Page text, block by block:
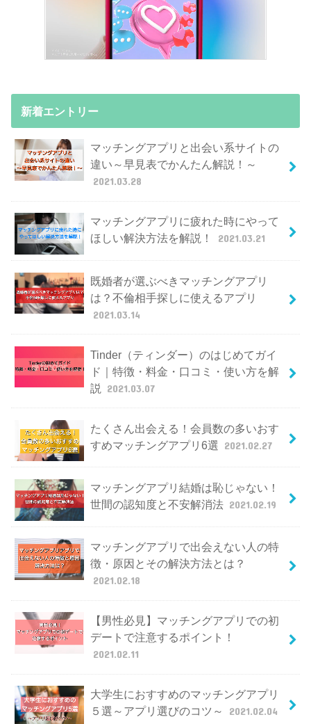
新着エントリー
マッチングアプリと出会い系サイトの
違い～早見表でかんたん解説！～
2021.03.28
マッチングアプリに疲れた時にやって
ほしい解決方法を解説！
2021.03.21
既婚者が選ぶべきマッチングアプリ
は？不倫相手探しに使えるアプリ
2021.03.14
Tinder（ティンダー）のはじめてガイ
ド｜特徴・料金・口コミ・使い方を解
説
2021.03.07
たくさん出会える！会員数の多いおす
すめマッチングアプリ6選 2021.02.27
マッチングアプリ結婚は恥じゃない！
世間の認知度と不安解消法 2021.02.19
マッチングアプリで出会えない人の特
徴・原因とその解決方法とは？
2021.02.18
【男性必見】マッチングアプリでの初
デートで注意するポイント！
2021.02.11
大学生におすすめのマッチングアプリ
５選～アプリ選びのコツ～
2021.02.04